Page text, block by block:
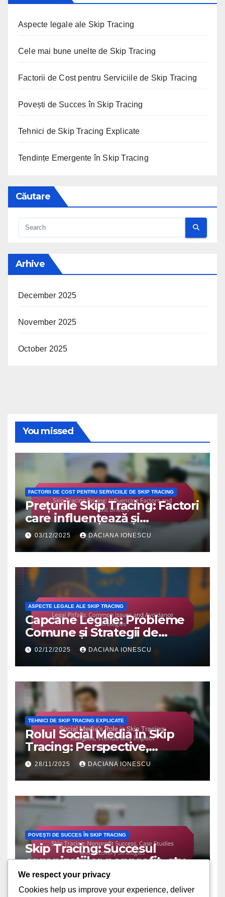
Aspecte legale ale Skip Tracing
Cele mai bune unelte de Skip Tracing
Factorii de Cost pentru Serviciile de Skip Tracing
Povești de Succes în Skip Tracing
Tehnici de Skip Tracing Explicate
Tendințe Emergente în Skip Tracing
Căutare
Arhive
December 2025
November 2025
October 2025
You missed
FACTORII DE COST PENTRU SERVICIILE DE SKIP TRACING
Prețurile Skip Tracing: Factori
care influențează și
elementele de cost
03/12/2025 DACIANA IONESCU
ASPECTE LEGALE ALE SKIP TRACING
Capcane Legale: Probleme
Comune și Strategii de
Evitare
02/12/2025 DACIANA IONESCU
TEHNICI DE SKIP TRACING EXPLICATE
Rolul Social Media în Skip
Tracing: Perspective,
Tendințe și Impact
28/11/2025 DACIANA IONESCU
POVEȘTI DE SUCCES ÎN SKIP TRACING
Skip Tracing: Succesul
organizațiilor nonprofit, studii
de caz și strategii de
recuperare
28/11/2025 DACIANA IONESCU
We respect your privacy
Cookies help us improve your experience, deliver